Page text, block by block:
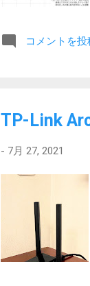
コメントを投
TP-Link
- 7月 27, 2021